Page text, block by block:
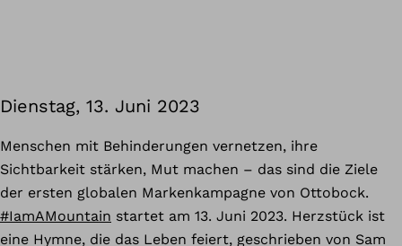
Dienstag, 13. Juni 2023
Menschen mit Behinderungen vernetzen, ihre
Sichtbarkeit stärken, Mut machen – das sind die Ziele
der ersten globalen Markenkampagne von Ottobock.
#IamAMountain startet am 13. Juni 2023. Herzstück ist
eine Hymne, die das Leben feiert, geschrieben von Sam